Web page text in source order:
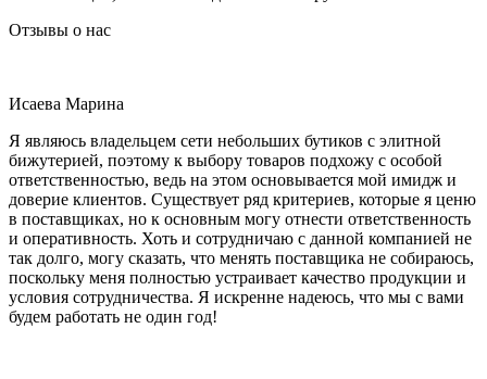
Отзывы о нас
Исаева Марина
Я являюсь владельцем сети небольших бутиков с элитной
бижутерией, поэтому к выбору товаров подхожу с особой
ответственностью, ведь на этом основывается мой имидж и
доверие клиентов. Существует ряд критериев, которые я ценю
в поставщиках, но к основным могу отнести ответственность
и оперативность. Хоть и сотрудничаю с данной компанией не
так долго, могу сказать, что менять поставщика не собираюсь,
поскольку меня полностью устраивает качество продукции и
условия сотрудничества. Я искренне надеюсь, что мы с вами
будем работать не один год!